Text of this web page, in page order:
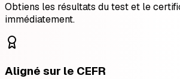
Obtiens les résultats du test et le
immédiatement.
Aligné sur le CEFR